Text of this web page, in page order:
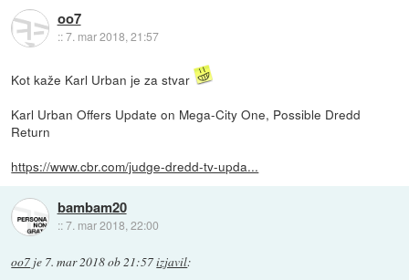
oo7
::7. mar 2018, 21:57
Kot kaže Karl Urban je za stvar
Karl Urban Offers Update on Mega-City One, Possible Dredd
Return
https://www.cbr.com/judge-dredd-tv-upda...
bambam20
::7. mar 2018, 22:00
oo7 je 7. mar 2018 ob 21:57izjavil: